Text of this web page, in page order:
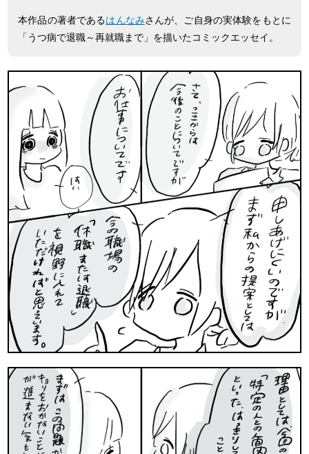
本作品の著者であるはんなみさんが、ご自身の実体験をもとに
「うつ病で退職～再就職まで」を描いたコミックエッセイ。